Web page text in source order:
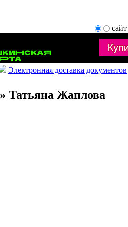
сайт
Электронная доставка документов
» Татьяна Жаплова